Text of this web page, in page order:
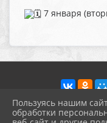
7 января
Пользуясь нашим
обработки